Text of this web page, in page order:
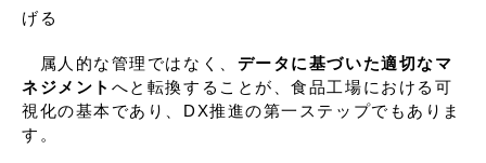
げる
属人的な管理ではなく、 データに基づいた適切なマ
ネジメント へと転換することが、食品工場における可
視化の基本であり、DX推進の第一ステップでもありま
す。